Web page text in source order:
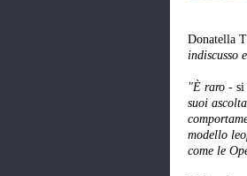
Donatella
indiscusso
"È raro - si
suoi
modello
come le